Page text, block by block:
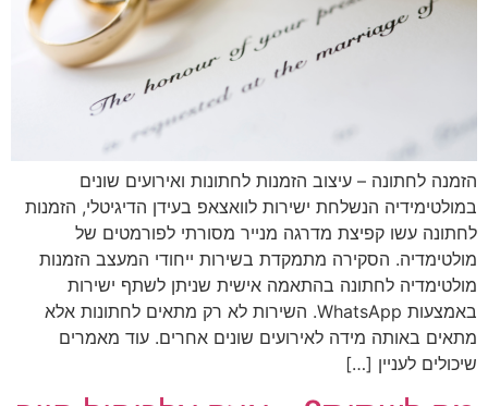
הזמנה לחתונה – עיצוב הזמנות לחתונות ואירועים שונים
במולטימידיה הנשלחת ישירות לוואצאפ בעידן הדיגיטלי, הזמנות
לחתונה עשו קפיצת מדרגה מנייר מסורתי לפורמטים של
מולטימדיה. הסקירה מתמקדת בשירות ייחודי המעצב הזמנות
מולטימדיה לחתונה בהתאמה אישית שניתן לשתף ישירות
באמצעות WhatsApp. השירות לא רק מתאים לחתונות אלא
מתאים באותה מידה לאירועים שונים אחרים. עוד מאמרים
שיכולים לעניין […]